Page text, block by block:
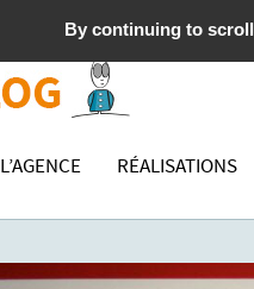
L’AGENCE RÉALISATIONS
By continuing to